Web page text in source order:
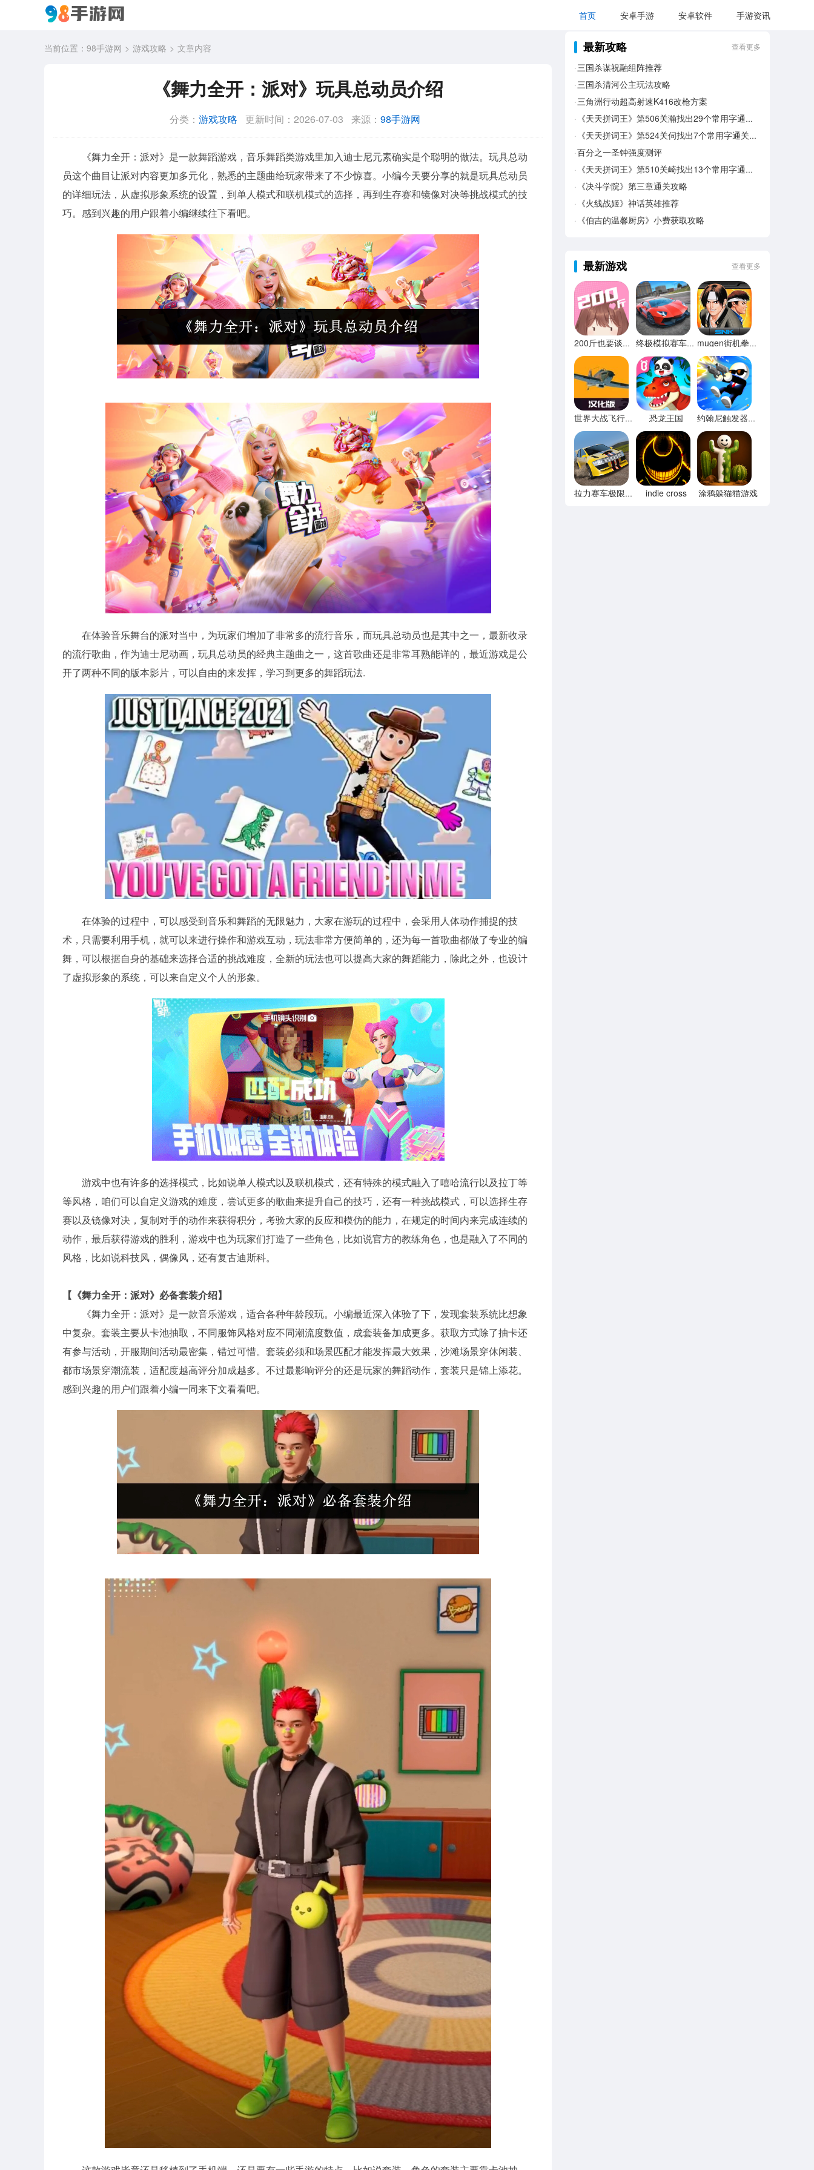
首页 安卓手游 安卓软件 手游资讯
当前位置： 98手游网 游戏攻略 文章内容
《舞力全开：派对》玩具总动员介绍
分类： 游戏攻略 更新时间：2026-07-03 来源： 98手游网
《舞力全开：派对》是一款舞蹈游戏，音乐舞蹈类游戏里加入迪士尼元素确实是个聪明的做法。玩具总动
员这个曲目让派对内容更加多元化，熟悉的主题曲给玩家带来了不少惊喜。小编今天要分享的就是玩具总动员
的详细玩法，从虚拟形象系统的设置，到单人模式和联机模式的选择，再到生存赛和镜像对决等挑战模式的技
巧。感到兴趣的用户跟着小编继续往下看吧。
在体验音乐舞台的派对当中，为玩家们增加了非常多的流行音乐，而玩具总动员也是其中之一，最新收录
的流行歌曲，作为迪士尼动画，玩具总动员的经典主题曲之一，这首歌曲还是非常耳熟能详的，最近游戏是公
开了两种不同的版本影片，可以自由的来发挥，学习到更多的舞蹈玩法.
在体验的过程中，可以感受到音乐和舞蹈的无限魅力，大家在游玩的过程中，会采用人体动作捕捉的技
术，只需要利用手机，就可以来进行操作和游戏互动，玩法非常方便简单的，还为每一首歌曲都做了专业的编
舞，可以根据自身的基础来选择合适的挑战难度，全新的玩法也可以提高大家的舞蹈能力，除此之外，也设计
了虚拟形象的系统，可以来自定义个人的形象。
游戏中也有许多的选择模式，比如说单人模式以及联机模式，还有特殊的模式融入了嘻哈流行以及拉丁等
等风格，咱们可以自定义游戏的难度，尝试更多的歌曲来提升自己的技巧，还有一种挑战模式，可以选择生存
赛以及镜像对决，复制对手的动作来获得积分，考验大家的反应和模仿的能力，在规定的时间内来完成连续的
动作，最后获得游戏的胜利，游戏中也为玩家们打造了一些角色，比如说官方的教练角色，也是融入了不同的
风格，比如说科技风，偶像风，还有复古迪斯科。
【《舞力全开：派对》必备套装介绍】
《舞力全开：派对》是一款音乐游戏，适合各种年龄段玩。小编最近深入体验了下，发现套装系统比想象
中复杂。套装主要从卡池抽取，不同服饰风格对应不同潮流度数值，成套装备加成更多。获取方式除了抽卡还
有参与活动，开服期间活动最密集，错过可惜。套装必须和场景匹配才能发挥最大效果，沙滩场景穿休闲装、
都市场景穿潮流装，适配度越高评分加成越多。不过最影响评分的还是玩家的舞蹈动作，套装只是锦上添花。
感到兴趣的用户们跟着小编一同来下文看看吧。
最新攻略 查看更多
三国杀谋祝融组阵推荐
三国杀清河公主玩法攻略
三角洲行动超高射速K416改枪方案
《天天拼词王》第506关瀚找出29个常用字通关攻略
《天天拼词王》第524关伺找出7个常用字通关攻略
百分之一圣钟强度测评
《天天拼词王》第510关崎找出13个常用字通关攻略
《决斗学院》第三章通关攻略
《火线战姬》神话英雄推荐
《伯吉的温馨厨房》小费获取攻略
最新游戏 查看更多
200斤也要谈恋爱免广告 终极模拟赛车无限金币 mugen街机拳皇97
世界大战飞行模拟器内置菜单 恐龙王国 约翰尼触发器无限宝石
拉力赛车极限竞速内置菜单 indie cross 涂鸦躲猫猫游戏